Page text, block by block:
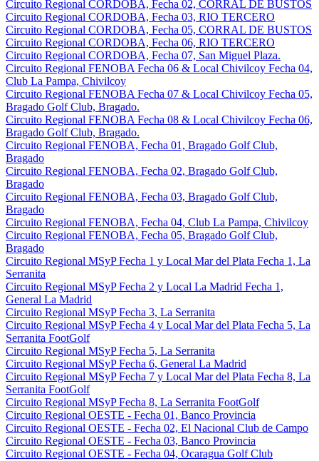
Circuito Regional CORDOBA, Fecha 02, CORRAL DE BUSTOS
Circuito Regional CORDOBA, Fecha 03, RIO TERCERO
Circuito Regional CORDOBA, Fecha 05, CORRAL DE BUSTOS
Circuito Regional CORDOBA, Fecha 06, RIO TERCERO
Circuito Regional CORDOBA, Fecha 07, San Miguel Plaza.
Circuito Regional FENOBA Fecha 06 & Local Chivilcoy Fecha 04,
Club La Pampa, Chivilcoy
Circuito Regional FENOBA Fecha 07 & Local Chivilcoy Fecha 05,
Bragado Golf Club, Bragado.
Circuito Regional FENOBA Fecha 08 & Local Chivilcoy Fecha 06,
Bragado Golf Club, Bragado.
Circuito Regional FENOBA, Fecha 01, Bragado Golf Club,
Bragado
Circuito Regional FENOBA, Fecha 02, Bragado Golf Club,
Bragado
Circuito Regional FENOBA, Fecha 03, Bragado Golf Club,
Bragado
Circuito Regional FENOBA, Fecha 04, Club La Pampa, Chivilcoy
Circuito Regional FENOBA, Fecha 05, Bragado Golf Club,
Bragado
Circuito Regional MSyP Fecha 1 y Local Mar del Plata Fecha 1, La
Serranita
Circuito Regional MSyP Fecha 2 y Local La Madrid Fecha 1,
General La Madrid
Circuito Regional MSyP Fecha 3, La Serranita
Circuito Regional MSyP Fecha 4 y Local Mar del Plata Fecha 5, La
Serranita FootGolf
Circuito Regional MSyP Fecha 5, La Serranita
Circuito Regional MSyP Fecha 6, General La Madrid
Circuito Regional MSyP Fecha 7 y Local Mar del Plata Fecha 8, La
Serranita FootGolf
Circuito Regional MSyP Fecha 8, La Serranita FootGolf
Circuito Regional OESTE - Fecha 01, Banco Provincia
Circuito Regional OESTE - Fecha 02, El Nacional Club de Campo
Circuito Regional OESTE - Fecha 03, Banco Provincia
Circuito Regional OESTE - Fecha 04, Ocaragua Golf Club